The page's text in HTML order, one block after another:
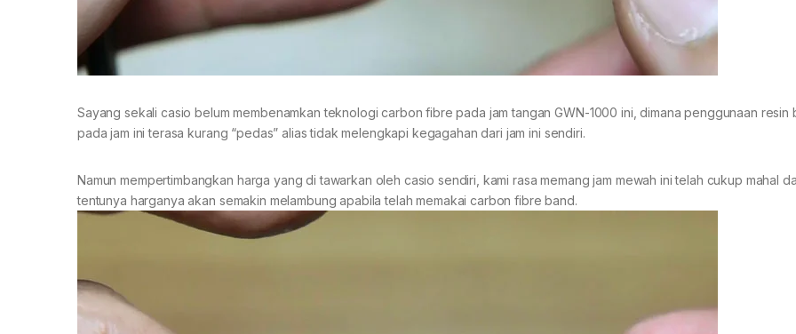
Sayang sekali casio belum membenamkan teknologi carbon fibre pada jam tangan GWN-1000 ini, dimana penggunaan resin
pada jam ini terasa kurang “pedas” alias tidak melengkapi kegagahan dari jam ini sendiri.
Namun mempertimbangkan harga yang di tawarkan oleh casio sendiri, kami rasa memang jam mewah ini telah cukup mahal
tentunya harganya akan semakin melambung apabila telah memakai carbon fibre band.